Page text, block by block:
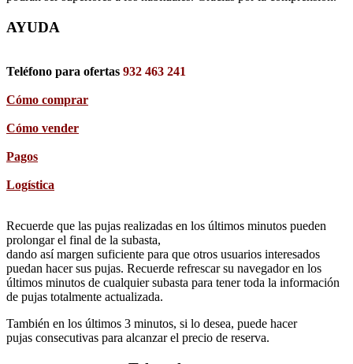
AYUDA
Teléfono para ofertas 932 463 241
Cómo comprar
Cómo vender
Pagos
Logística
Recuerde que las pujas realizadas en los últimos minutos pueden
prolongar el final de la subasta,
dando así margen suficiente para que otros usuarios interesados
puedan hacer sus pujas. Recuerde refrescar su navegador en los
últimos minutos de cualquier subasta para tener toda la información
de pujas totalmente actualizada.
También en los últimos 3 minutos, si lo desea, puede hacer
pujas consecutivas para alcanzar el precio de reserva.